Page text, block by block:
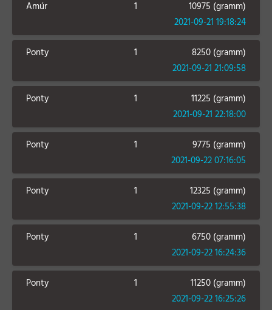
Amúr 1
10975 (gramm)
2021-09-21 19:18:24
Ponty 1
8250 (gramm)
2021-09-21 21:09:58
Ponty 1
11225 (gramm)
2021-09-21 22:18:00
Ponty 1
9775 (gramm)
2021-09-22 07:16:05
Ponty 1
12325 (gramm)
2021-09-22 12:55:38
Ponty 1
6750 (gramm)
2021-09-22 16:24:36
Ponty 1
11250 (gramm)
2021-09-22 16:25:26